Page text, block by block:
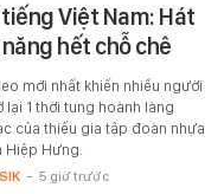
Việt Nam: Hát
hết chỗ chê
mới nhất khiến nhiều người
lại 1 thời tung hoành làng
của thiếu gia tập đoàn nhựa
Hiệp Hưng.
- 5 giờ trước